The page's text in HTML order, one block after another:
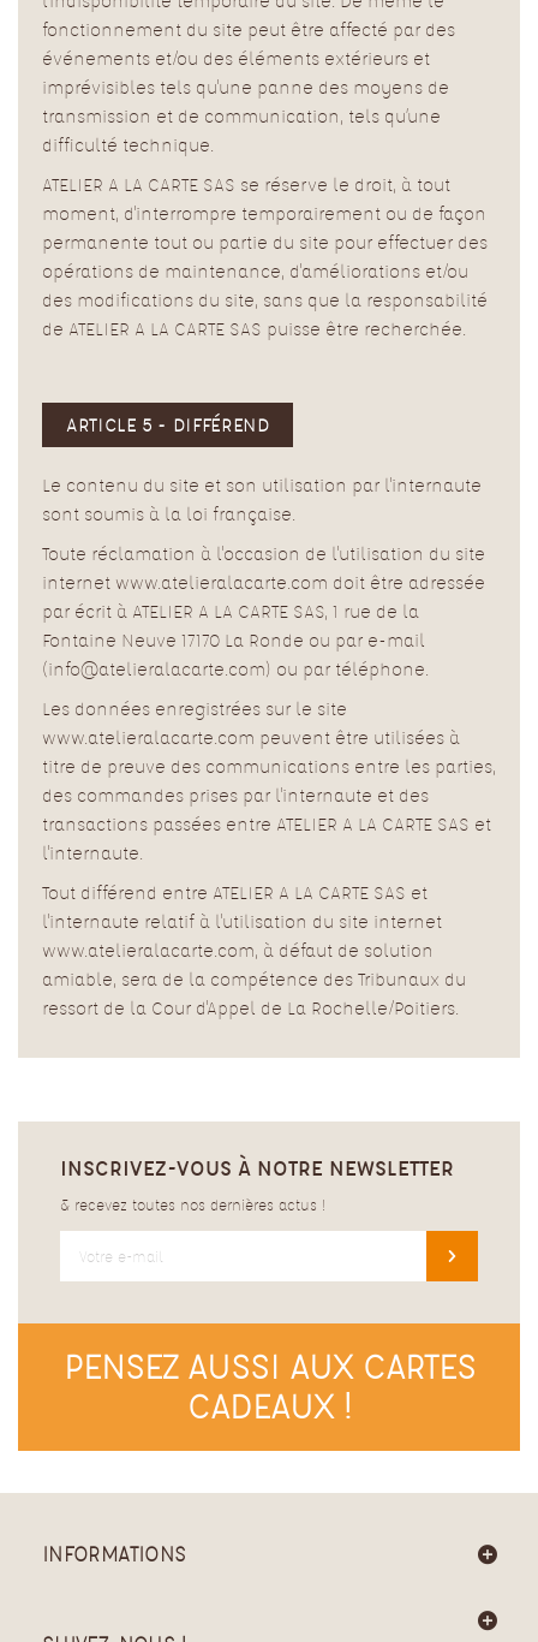
fonctionnement du site peut être affecté par des
événements et/ou des éléments extérieurs et
imprévisibles tels qu'une panne des moyens de
transmission et de communication, tels qu’une
difficulté technique.
ATELIER A LA CARTE SAS se réserve le droit, à tout
moment, d'interrompre temporairement ou de façon
permanente tout ou partie du site pour effectuer des
opérations de maintenance, d'améliorations et/ou
des modifications du site, sans que la responsabilité
de ATELIER A LA CARTE SAS puisse être recherchée.
ARTICLE 5 - DIFFÉREND
Le contenu du site et son utilisation par l'internaute
sont soumis à la loi française.
Toute réclamation à l'occasion de l'utilisation du site
internet www.atelieralacarte.com doit être adressée
par écrit à ATELIER A LA CARTE SAS, 1 rue de la
Fontaine Neuve 17170 La Ronde ou par e-mail
(info@atelieralacarte.com) ou par téléphone.
Les données enregistrées sur le site
www.atelieralacarte.com peuvent être utilisées à
titre de preuve des communications entre les parties,
des commandes prises par l'internaute et des
transactions passées entre ATELIER A LA CARTE SAS et
l'internaute.
Tout différend entre ATELIER A LA CARTE SAS et
l'internaute relatif à l'utilisation du site internet
www.atelieralacarte.com, à défaut de solution
amiable, sera de la compétence des Tribunaux du
ressort de la Cour d'Appel de La Rochelle/Poitiers.
INSCRIVEZ-VOUS À NOTRE NEWSLETTER
& recevez toutes nos dernières actus !
PENSEZ AUSSI AUX CARTES
CADEAUX !
INFORMATIONS